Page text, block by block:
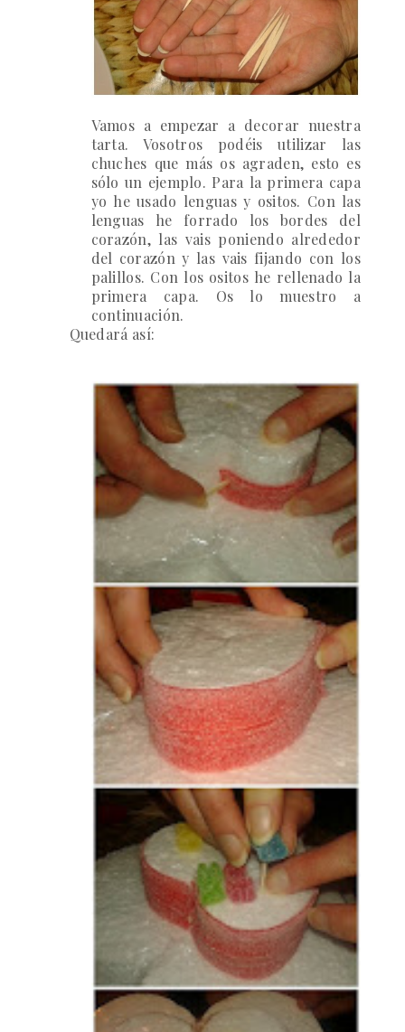
Vamos a empezar a decorar nuestra
tarta. Vosotros podéis utilizar las
chuches que más os agraden, esto es
sólo un ejemplo. Para la primera capa
yo he usado lenguas y ositos. Con las
lenguas he forrado los bordes del
corazón, las vais poniendo alrededor
del corazón y las vais fijando con los
palillos. Con los ositos he rellenado la
primera capa. Os lo muestro a
continuación.
Quedará así:
5)